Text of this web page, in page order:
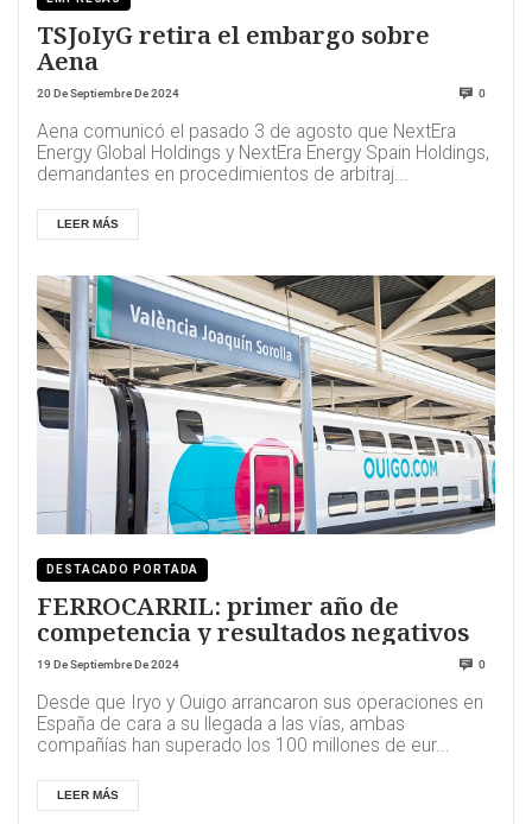
TSJoIyG retira el embargo sobre
Aena
20 De Septiembre De 2024 0
Aena comunicó el pasado 3 de agosto que NextEra
Energy Global Holdings y NextEra Energy Spain Holdings,
demandantes en procedimientos de arbitraj...
LEER MÁS
DESTACADO PORTADA
FERROCARRIL: primer año de
competencia y resultados negativos
19 De Septiembre De 2024 0
Desde que Iryo y Ouigo arrancaron sus operaciones en
España de cara a su llegada a las vías, ambas
compañías han superado los 100 millones de eur...
LEER MÁS